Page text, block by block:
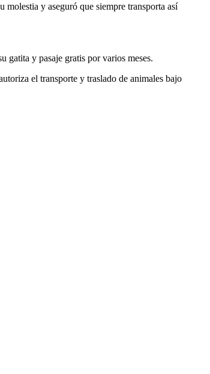
gatita y pasaje gratis por varios meses.
el transporte y traslado de animales bajo